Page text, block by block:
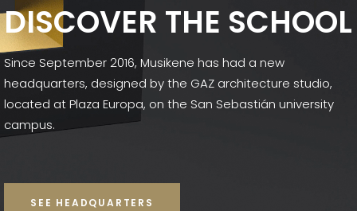
DISCOVER THE SCHOOL
Since September 2016, Musikene has had a new
headquarters, designed by the GAZ architecture studio,
located at Plaza Europa, on the San Sebastián university
campus.
SEE HEADQUARTERS